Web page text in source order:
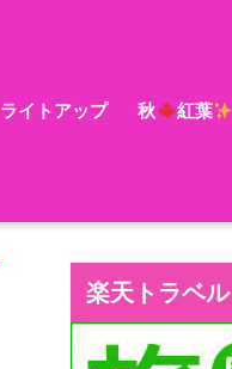
ライトアップ 秋 紅葉
楽天トラベル